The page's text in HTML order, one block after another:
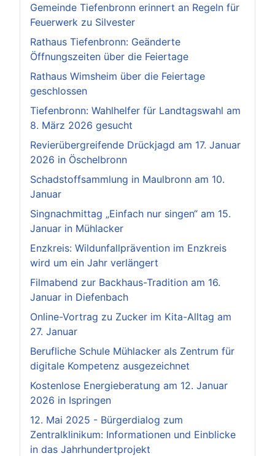
Gemeinde Tiefenbronn erinnert an Regeln für
Feuerwerk zu Silvester
Rathaus Tiefenbronn: Geänderte
Öffnungszeiten über die Feiertage
Rathaus Wimsheim über die Feiertage
geschlossen
Tiefenbronn: Wahlhelfer für Landtagswahl am
8. März 2026 gesucht
Revierübergreifende Drückjagd am 17. Januar
2026 in Öschelbronn
Schadstoffsammlung in Maulbronn am 10.
Januar
Singnachmittag „Einfach nur singen“ am 15.
Januar in Mühlacker
Enzkreis: Wildunfallprävention im Enzkreis
wird um ein Jahr verlängert
Filmabend zur Backhaus-Tradition am 16.
Januar in Diefenbach
Online-Vortrag zu Zucker im Kita-Alltag am
27. Januar
Berufliche Schule Mühlacker als Zentrum für
digitale Kompetenz ausgezeichnet
Kostenlose Energieberatung am 12. Januar
2026 in Ispringen
12. Mai 2025 - Bürgerdialog zum
Zentralklinikum: Informationen und Einblicke
in das Jahrhundertprojekt